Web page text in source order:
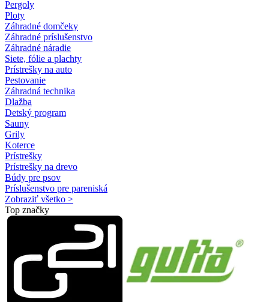
Pergoly
Ploty
Záhradné domčeky
Záhradné príslušenstvo
Záhradné náradie
Siete, fólie a plachty
Prístrešky na auto
Pestovanie
Záhradná technika
Dlažba
Detský program
Sauny
Grily
Koterce
Prístrešky
Prístrešky na drevo
Búdy pre psov
Príslušenstvo pre pareniská
Zobraziť všetko >
Top značky